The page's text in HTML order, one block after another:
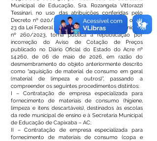
Municipal de Educação, Sra. Rozangela Vittorazzi
Tessinari, no uso das atribuições conferidas pelo
Decreto nº 020/2025, em conformidade com o art.
23 da Lei Federal nº 14.133/2021 e Decreto Municipal
nº 260/2023, torna pública a republicação por
incorreção do Aviso de Cotação de Preços
publicado no Diário Oficial do Estado do Acre nº
14.260, de 06 de maio de 2026, em razão do
desmembramento do objeto anteriormente descrito
como “aquisição de material de consumo em geral
(material de limpeza e outros)”, passando a
compreender os seguintes procedimentos distintos:
I – Contratação de empresa especializada para
fornecimento de materiais de consumo (higiene,
limpeza e itens descartáveis), destinados às escolas
da rede municipal de ensino e à Secretaria Municipal
de Educação de Capixaba – AC;
II – Contratação de empresa especializada para
fornecimento de materiais de consumo (copa e